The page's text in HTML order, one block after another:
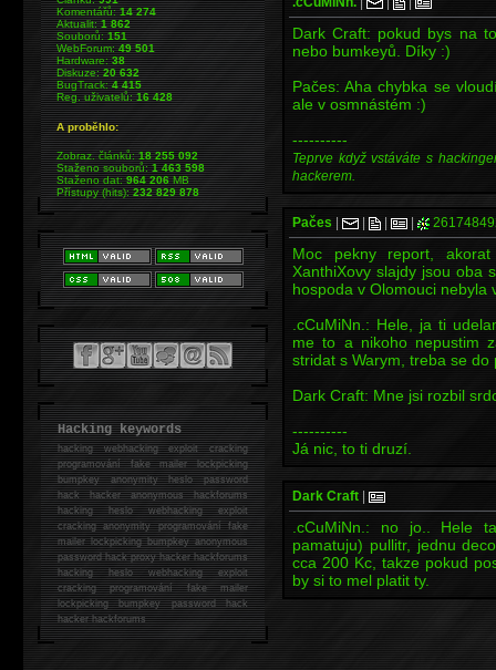
Dark Craft: pokud bys na
nebo bumkeyů. Díky :)
Pačes: Aha chybka se
ale v osmnástém :)
----------
Teprve když vstáváte s
hackerem.
Pačes
Moc pekny report,
XanthiXovy slajdy jsou oba
hospoda v Olomouci nebyla
.cCuMiNn.: Hele, ja ti
me to a nikoho nepustim
stridat s Warym, treba se
Dark Craft: Mne jsi rozbil
----------
Já nic, to ti druzí.
Dark Craft
.cCuMiNn.: no jo.. Hele
pamatuju) pullitr, jednu
cca 200 Kc, takze pokud
by si to mel platit ty.
Komentářů:14 274
Aktualit:1 862
Souborů:151
WebForum:49 501
Hardware:38
Diskuze:20 632
BugTrack:4 415
Reg. uživatelů:16 428
A proběhlo:
Zobraz. článků:18 255 092
Staženo souborů:1 463 598
Staženo dat:964 206MB
Přístupy (hits):232 829 878
Hacking keywords
hackingwebhacking exploit cracking
programování fake mailer lockpicking
bumpkey anonymity heslo password
hackhacker anonymous hackforums
hackingheslo webhacking exploit
cracking anonymity programování fake
mailer lockpicking bumpkey anonymous
password hack proxy hacker hackforums
hacking heslo webhacking exploit
cracking programování fake mailer
lockpicking bumpkey password hack
hackerhackforums